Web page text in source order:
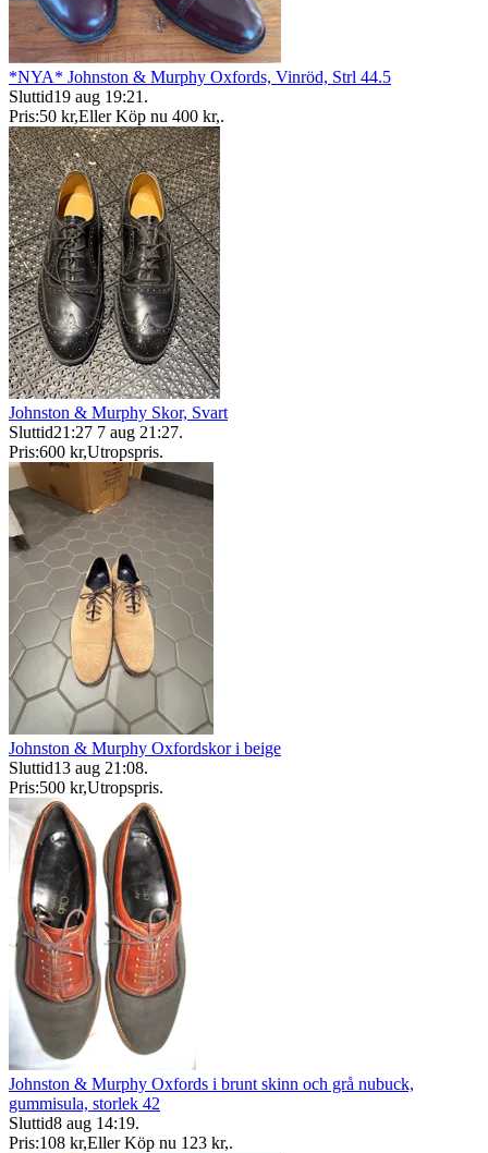
*NYA* Johnston & Murphy Oxfords, Vinröd, Strl 44.5
Sluttid19 aug 19:21 .
Pris:50 kr,Eller Köp nu 400 kr,.
Johnston & Murphy Skor, Svart
Sluttid21:27 7 aug 21:27.
Pris:600 kr,Utropspris.
Johnston & Murphy Oxfordskor i beige
Sluttid13 aug 21:08.
Pris:500 kr,Utropspris.
Johnston & Murphy Oxfords i brunt skinn och grå nubuck,
gummisula, storlek 42
Sluttid8 aug 14:19.
Pris:108 kr,Eller Köp nu 123 kr,.